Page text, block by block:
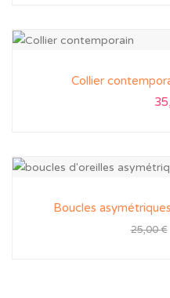
Collier
Boucles
25,00€